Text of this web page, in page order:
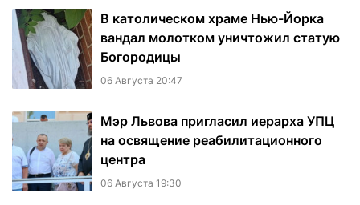
В католическом храме Нью-Йорка
вандал молотком уничтожил статую
Богородицы
06 Августа 20:47
Мэр Львова пригласил иерарха УПЦ
на освящение реабилитационного
центра
06 Августа 19:30